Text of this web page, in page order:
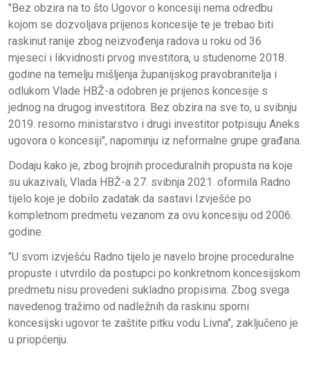
"Bez obzira na to što Ugovor o koncesiji nema odredbu
kojom se dozvoljava prijenos koncesije te je trebao biti
raskinut ranije zbog neizvođenja radova u roku od 36
mjeseci i likvidnosti prvog investitora, u studenome 2018.
godine na temelju mišljenja županijskog pravobranitelja i
odlukom Vlade HBŽ-a odobren je prijenos koncesije s
jednog na drugog investitora. Bez obzira na sve to, u svibnju
2019. resorno ministarstvo i drugi investitor potpisuju Aneks
ugovora o koncesiji", napominju iz neformalne grupe građana.
Dodaju kako je, zbog brojnih proceduralnih propusta na koje
su ukazivali, Vlada HBŽ-a 27. svibnja 2021. oformila Radno
tijelo koje je dobilo zadatak da sastavi Izvješće po
kompletnom predmetu vezanom za ovu koncesiju od 2006.
godine.
"U svom izvješću Radno tijelo je navelo brojne proceduralne
propuste i utvrdilo da postupci po konkretnom koncesijskom
predmetu nisu provedeni sukladno propisima. Zbog svega
navedenog tražimo od nadležnih da raskinu sporni
koncesijski ugovor te zaštite pitku vodu Livna", zaključeno je
u priopćenju.